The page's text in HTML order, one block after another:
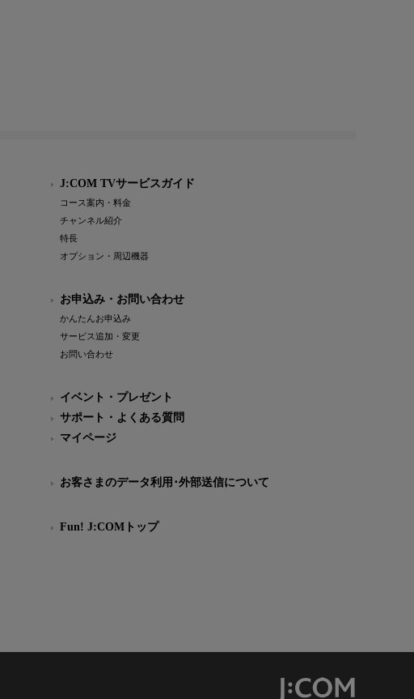
J:COM TVサービスガイド
コース案内・料金
チャンネル紹介
特長
オプション・周辺機器
お申込み・お問い合わせ
かんたんお申込み
サービス追加・変更
お問い合わせ
イベント・プレゼント
サポート・よくある質問
マイページ
お客さまのデータ利用･外部送信について
Fun! J:COMトップ